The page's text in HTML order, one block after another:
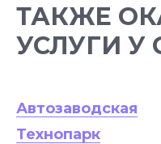
ТАКЖЕ
УСЛУГИ У
Автозаводская
Технопарк